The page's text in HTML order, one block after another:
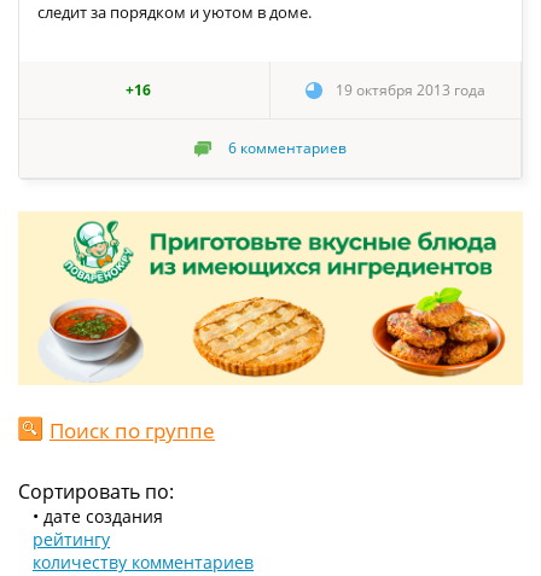
следит за порядком и уютом в доме.
+16 19 октября 2013 года
6 комментариев
Поиск по группе
Сортировать по:
• дате создания
рейтингу
количеству комментариев